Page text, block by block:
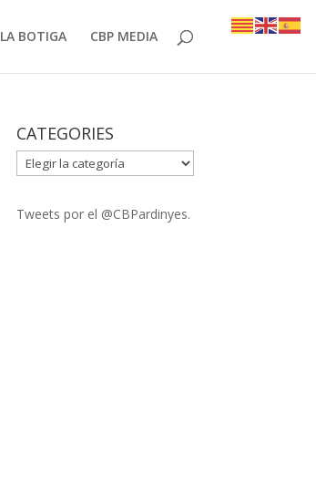
LA BOTIGA CBP MEDIA
CATEGORIES
CATEGORIES
Tweets por el @CBPardinyes.